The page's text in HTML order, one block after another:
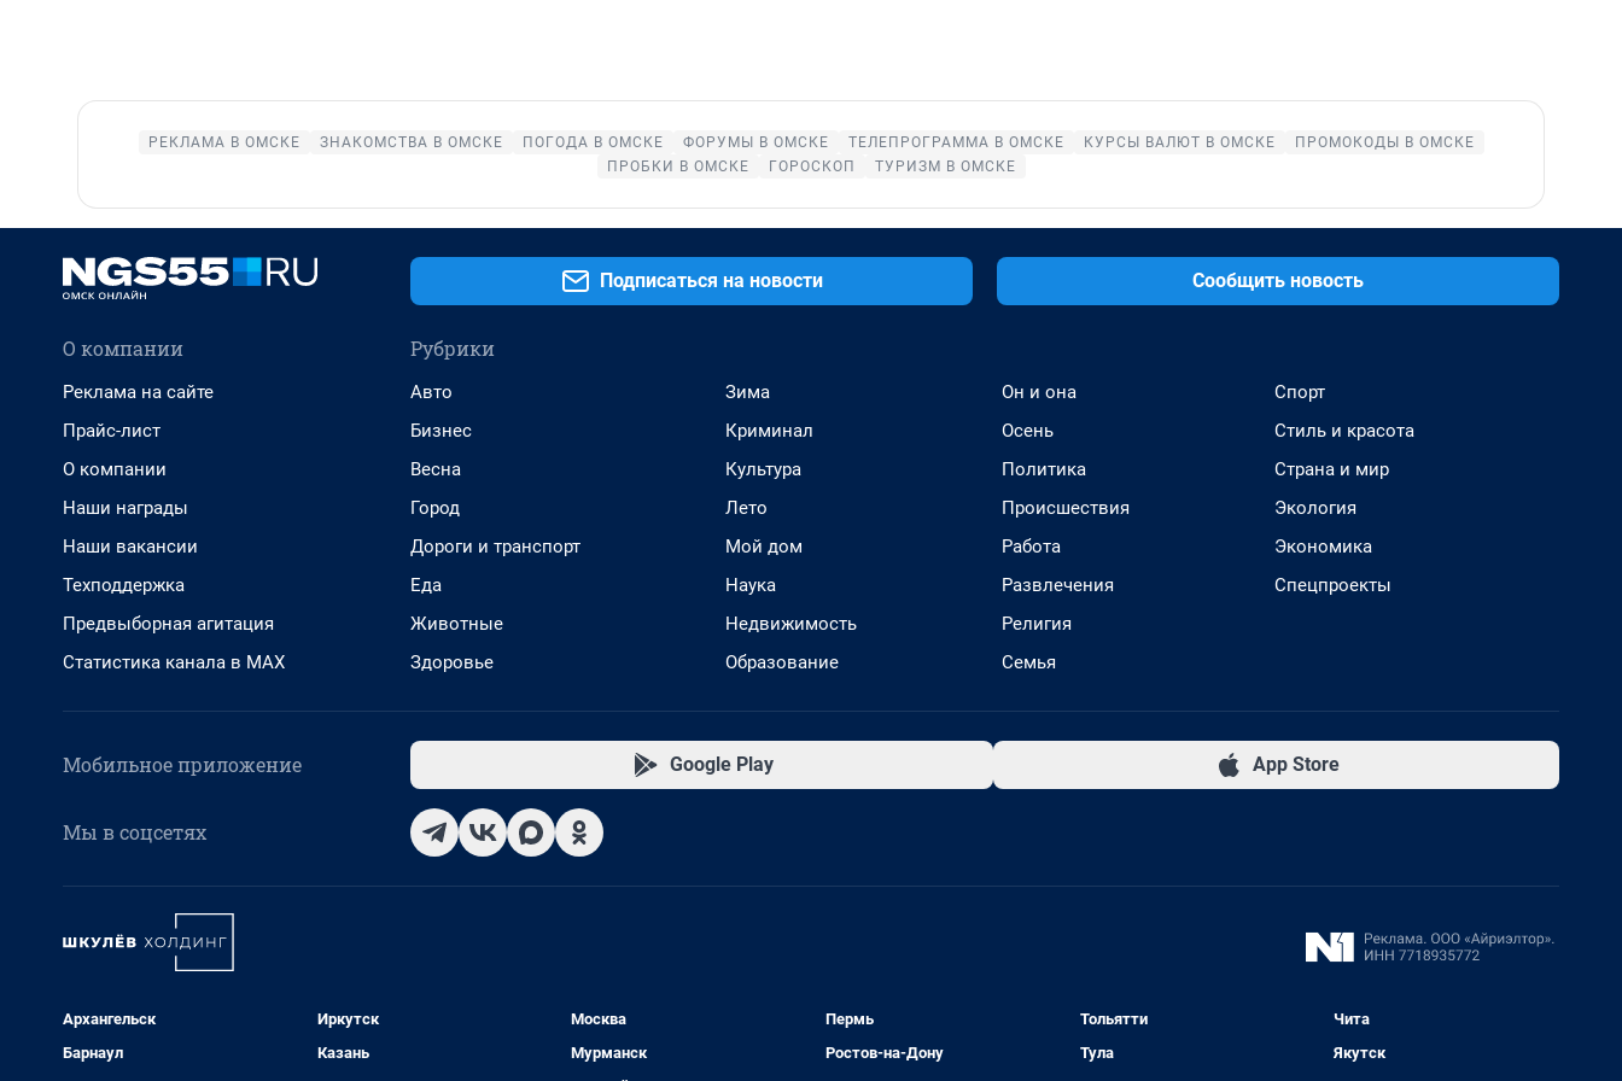
РЕКЛАМА В ОМСКЕ ЗНАКОМСТВА В ОМСКЕ ПОГОДА В ОМСКЕ ФОРУМЫ В ОМСКЕ ТЕЛЕПРОГРАММА В ОМСКЕ КУРСЫ ВАЛЮТ В ОМСКЕ
ПРОМОКОДЫ В ОМСКЕ
ПРОБКИ В ОМСКЕ
ГОРОСКОП ТУРИЗМ В ОМСКЕ
Подписаться на новости Сообщить новость
О компании
Реклама на сайте
Прайс-лист
О компании
Наши награды
Наши вакансии
Техподдержка
Предвыборная агитация
Статистика канала в MAX
Рубрики
Авто
Бизнес
Весна
Город
Дороги и транспорт
Еда
Животные
Здоровье
Зима
Криминал
Культура
Лето
Мой дом
Наука
Недвижимость
Образование
Он и она
Осень
Политика
Происшествия
Работа
Развлечения
Религия
Семья
Спорт
Стиль и красота
Страна и мир
Экология
Экономика
Спецпроекты
Мобильное приложение Google Play App Store
Мы в соцсетях
Архангельск
Барнаул
Иркутск
Казань
Москва
Мурманск
Пермь
Ростов-на-Дону
Тольятти
Тула
Чита
Якутск